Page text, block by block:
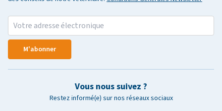
M'abonner
Vous nous suivez ?
Restez informé(e) sur nos réseaux sociaux